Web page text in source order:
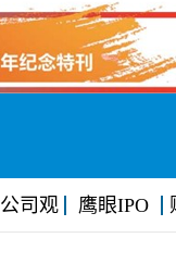
公司观 鹰眼IPO